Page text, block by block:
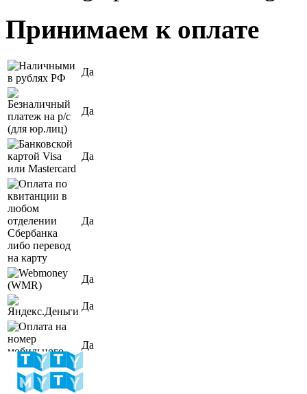
Принимаем к оплате
Да
Да
Да
Да
Да
Да
Да